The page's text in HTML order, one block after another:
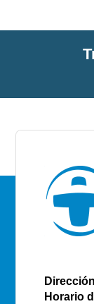
Dirección
Horario